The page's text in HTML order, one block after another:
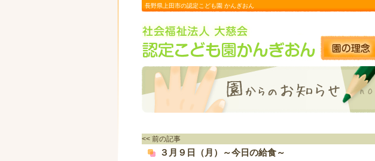
長野県上田市の認定こども園 かんぎおん
<< 前の記事
３月９日（月）～今日の給食～